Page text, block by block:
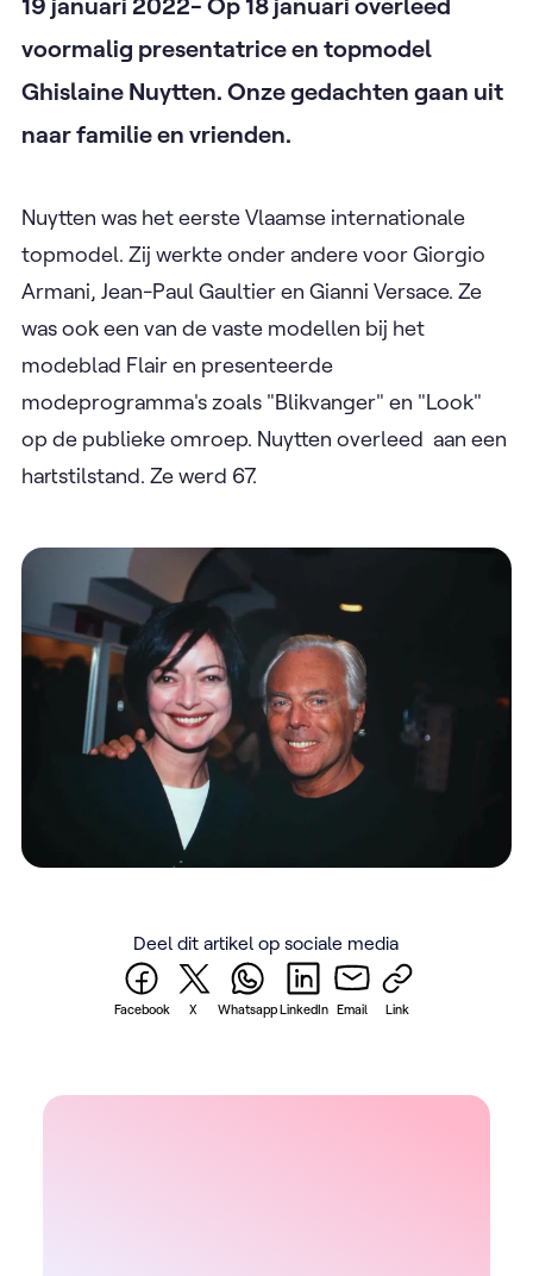
voormalig presentatrice en topmodel
Ghislaine Nuytten. Onze gedachten gaan uit
naar familie en vrienden.
Nuytten was het eerste Vlaamse internationale
topmodel. Zij werkte onder andere voor Giorgio
Armani, Jean-Paul Gaultier en Gianni Versace. Ze
was ook een van de vaste modellen bij het
modeblad Flair en presenteerde
modeprogramma's zoals "Blikvanger" en "Look"
op de publieke omroep. Nuytten overleed aan een
hartstilstand. Ze werd 67.
Deel dit artikel op sociale media
Facebook X WhatsappLinkedIn Email Link